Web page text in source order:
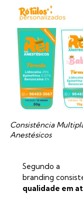
Consistência
Anestésicos
Segundo a
branding
qualidade em